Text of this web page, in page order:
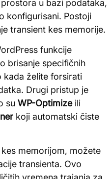
u bazi podataka,
konfigurisani. Postoji
transient kes memorije.
funkcije
brisanje specifičnih
kada želite forsirati
Drugi pristup je
su WP-Optimizeili
koji automatski čiste
memorijom, možete
transienta. Ovo